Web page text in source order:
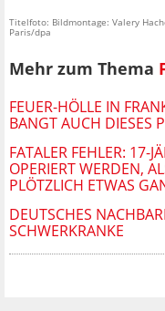
Titelfoto: Bildmontage: Valery
Paris/dpa
Mehr zum Thema
FEUER-HÖLLE IN
BANGT AUCH DIESES
FATALER FEHLER: 17-
OPERIERT WERDEN,
PLÖTZLICH ETWAS
DEUTSCHES
SCHWERKRANKE